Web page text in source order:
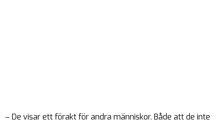
– De visar ett förakt för andra människor. Både att de inte